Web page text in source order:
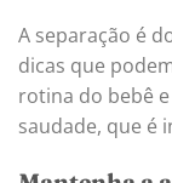
A separação é
dicas que
rotina do bebê
saudade, que é